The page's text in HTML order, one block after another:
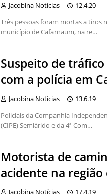
Jacobina Notícias
12.4.20
Três pessoas foram mortas a tiros
município de Cafarnaum, na re…
Suspeito de
com a polícia em
Jacobina Notícias
13.6.19
Policiais da Companhia
(CIPE) Semiárido e da 4ª Com…
Motorista de
acidente na
Jacobina Notícias
17.4.19